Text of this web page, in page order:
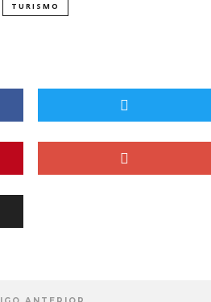
TURISMO